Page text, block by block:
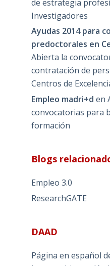
de estrategia
Investigadores
Ayudas 2014 para
predoctorales en
Abierta la
contratación de
Centros de
Empleo madri+d en
convocatorias para
formación
Blogs
Empleo 3.0
ResearchGATE
DAAD
Página en español